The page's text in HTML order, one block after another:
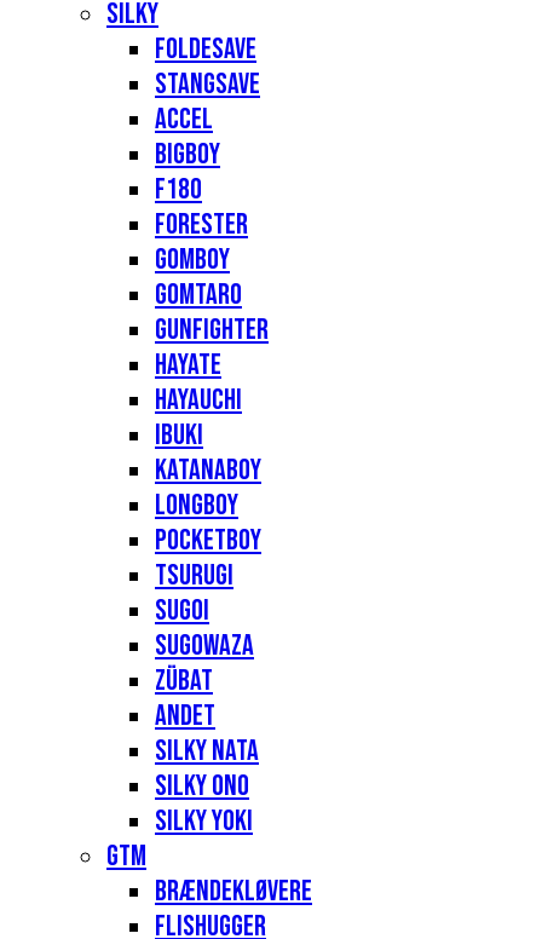
Silky
Foldesave
Stangsave
Accel
Bigboy
F180
Forester
Gomboy
Gomtaro
Gunfighter
Hayate
Hayauchi
Ibuki
Katanaboy
Longboy
Pocketboy
Tsurugi
Sugoi
Sugowaza
Zübat
Andet
Silky Nata
Silky Ono
Silky Yoki
GTM
Brændekløvere
Flishugger